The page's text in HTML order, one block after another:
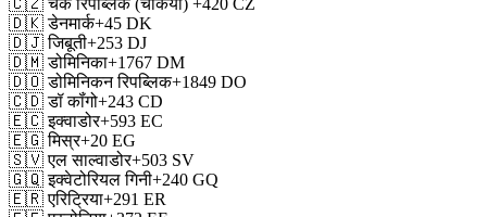
🇨🇿 चेक रिपब्लिक (चेकिया) +420 CZ
🇩🇰 डेनमार्क+45 DK
🇩🇯 जिबूती+253 DJ
🇩🇲 डोमिनिका+1767 DM
🇩🇴 डोमिनिकन रिपब्लिक+1849 DO
🇨🇩 डॉ कॉंगो+243 CD
🇪🇨 इक्वाडोर+593 EC
🇪🇬 मिस्र+20 EG
🇸🇻 एल साल्वाडोर+503 SV
🇬🇶 इक्वेटोरियल गिनी+240 GQ
🇪🇷 एरिट्रिया+291 ER